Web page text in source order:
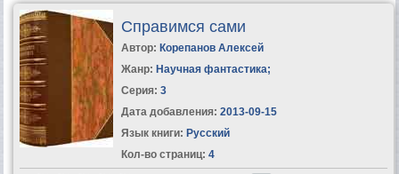
Справимся сами
Автор: Корепанов Алексей
Жанр: Научная фантастика;
Серия: 3
Дата добавления: 2013-09-15
Язык книги: Русский
Кол-во страниц: 4